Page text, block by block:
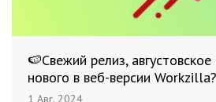
🍉Свежий релиз,
нового в веб-версии Workzilla?
1 Авг. 2024